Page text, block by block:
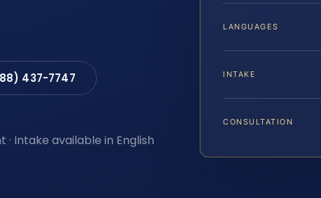
437-7747
Intake available in English
LANGUAGES
INTAKE
CONSULTATION